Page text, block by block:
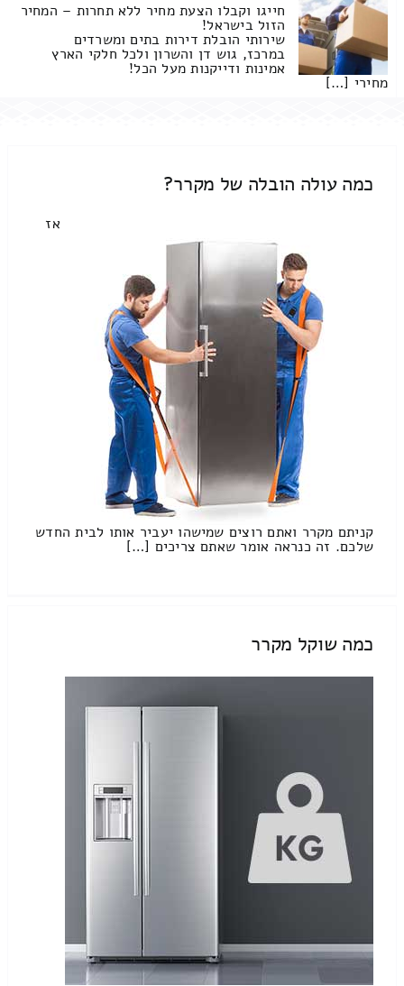
חייגו וקבלו הצעת מחיר ללא תחרות – המחיר
הזול בישראל!
שירותי הובלת דירות בתים ומשרדים
במרכז, גוש דן והשרון ולכל חלקי הארץ
אמינות ודייקנות מעל הכל!
מחירי […]
כמה עולה הובלה של מקרר?
אז
קניתם מקרר ואתם רוצים שמישהו יעביר אותו לבית החדש
שלכם. זה כנראה אומר שאתם צריכים […]
כמה שוקל מקרר